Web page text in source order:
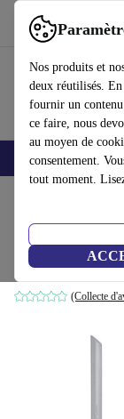
Nos produits et
deux réutilisés.
fournir un
ce faire, nous
au moyen de
consentement.
tout moment.
Utilisez
Smartphones
TP-Link
Blanc
(Collecte